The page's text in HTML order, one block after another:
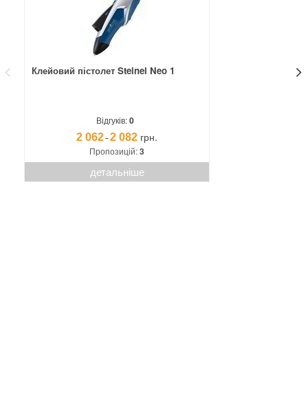
цьому відношенні. Їх надійність і дизайн розроблені так, щоб
працювати легко і без втоми. Регулювання ходу дозволяє
індивідуально регулювати кількість клею на хід. Нескользящая
ручка забезпечує додаткову безпеку при роботі. Обігрів і
електроніка також можуть витримувати тривале і інтенсивне
Клейовий пістолет Steinel Neo 1
Відгуків:0
2 062¯2 082 грн.
Пропозицій:3
детальніше